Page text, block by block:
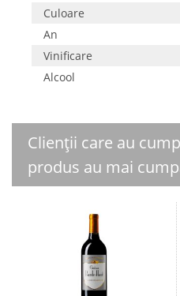
Culoare
An
Vinificare
Alcool
Clienții care au
produs au mai